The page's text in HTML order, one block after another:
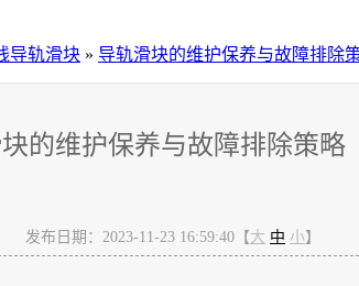
导轨滑块 » 导轨滑块的维护保养与故障排除
的维护保养与故障排除策略
发布日期：2023-11-23 16:59:40【大 中 小】